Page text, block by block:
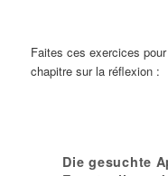
Faites ces exercices
chapitre sur la réflexion :